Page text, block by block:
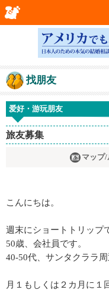
找朋友
爱好・游玩朋友
旅友募集
マップ/
こんにちは。
週末にショートトリップ
50歳、会社員です。
40-50代、サンタクララ
月１もしくは２カ月に１